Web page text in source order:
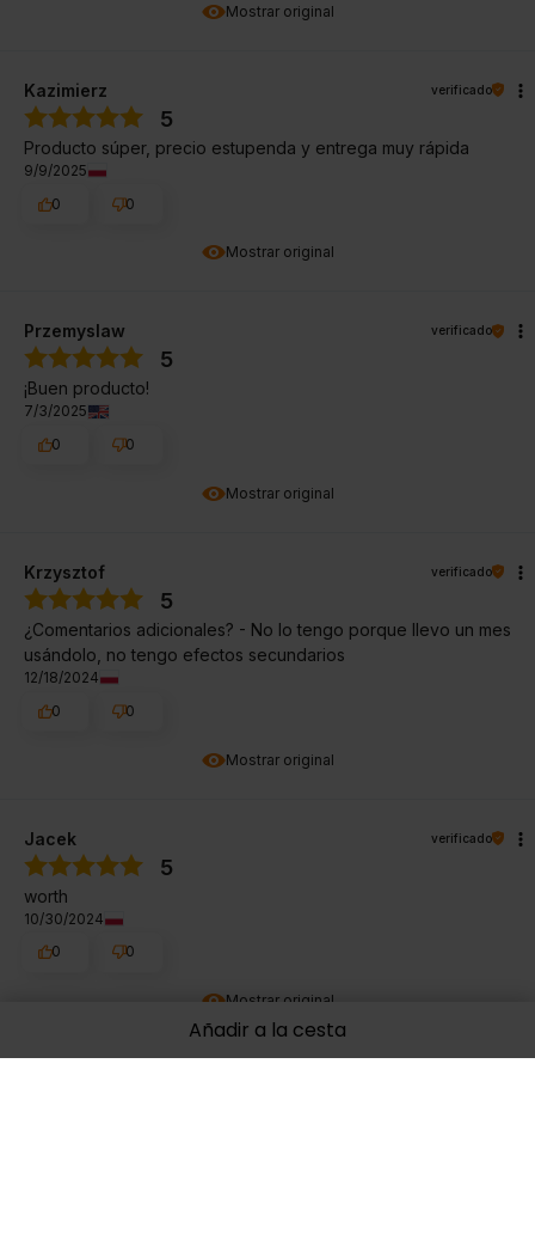
Añadir a la cesta
Mostrar original
Mostrar original
Kazimierz verificado
5
Producto súper, precio estupenda y entrega muy rápida
9/9/2025
0
0
Mostrar original
Przemyslaw verificado
5
¡Buen producto!
7/3/2025
0
0
Mostrar original
Krzysztof verificado
5
¿Comentarios adicionales? - No lo tengo porque llevo un mes
usándolo, no tengo efectos secundarios
12/18/2024
0
0
Mostrar original
Jacek verificado
5
worth
10/30/2024
0
0